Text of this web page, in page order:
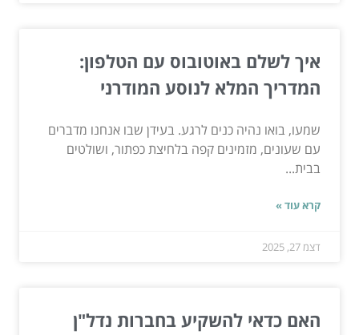
איך לשלם באוטובוס עם הטלפון:
המדריך המלא לנוסע המודרני
שמעו, בואו נהיה כנים לרגע. בעידן שבו אנחנו מדברים
עם שעונים, מזמינים קפה בלחיצת כפתור, ושולטים
בבית...
קרא עוד »
דצמ 27, 2025
האם כדאי להשקיע בחברות נדל"ן